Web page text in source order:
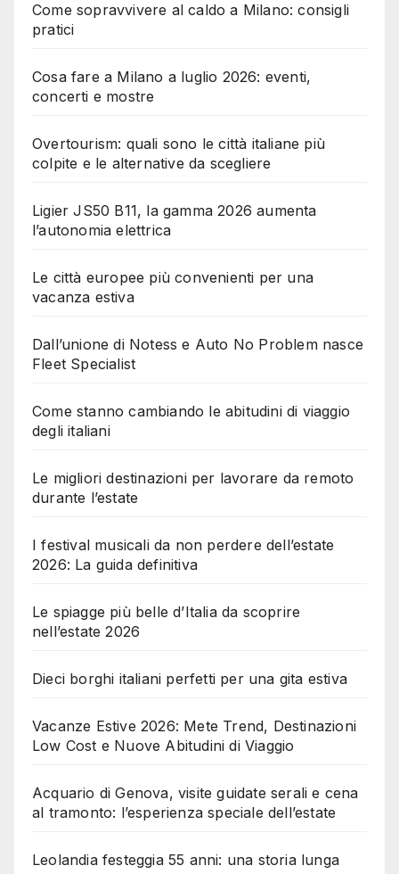
Come sopravvivere al caldo a Milano: consigli
pratici
Cosa fare a Milano a luglio 2026: eventi,
concerti e mostre
Overtourism: quali sono le città italiane più
colpite e le alternative da scegliere
Ligier JS50 B11, la gamma 2026 aumenta
l’autonomia elettrica
Le città europee più convenienti per una
vacanza estiva
Dall’unione di Notess e Auto No Problem nasce
Fleet Specialist
Come stanno cambiando le abitudini di viaggio
degli italiani
Le migliori destinazioni per lavorare da remoto
durante l’estate
I festival musicali da non perdere dell’estate
2026: La guida definitiva
Le spiagge più belle d’Italia da scoprire
nell’estate 2026
Dieci borghi italiani perfetti per una gita estiva
Vacanze Estive 2026: Mete Trend, Destinazioni
Low Cost e Nuove Abitudini di Viaggio
Acquario di Genova, visite guidate serali e cena
al tramonto: l’esperienza speciale dell’estate
Leolandia festeggia 55 anni: una storia lunga